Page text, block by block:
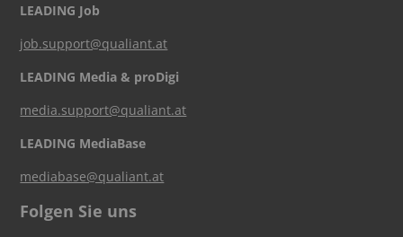
LEADING Job
job.support@qualiant.at
LEADING Media & proDigi
media.support@qualiant.at
LEADING MediaBase
mediabase@qualiant.at
Folgen Sie uns